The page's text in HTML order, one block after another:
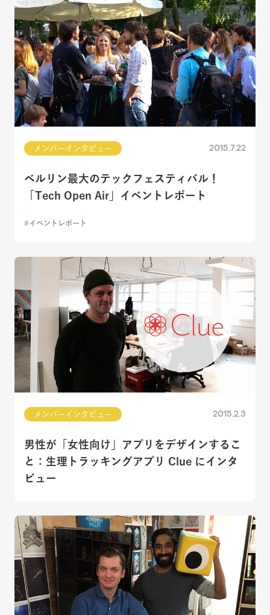
メンバーインタビュー 2015.7.22
ベルリン最大のテックフェスティバル！
「Tech Open Air」イベントレポート
イベントレポート
メンバーインタビュー 2015.2.3
男性が「女性向け」アプリをデザインするこ
と：生理トラッキングアプリ Clue にインタ
ビュー